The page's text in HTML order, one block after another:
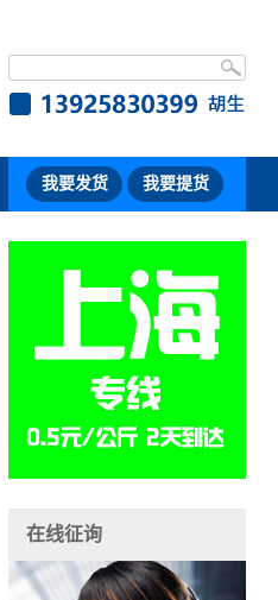
我要发货 我要提货
在线征询